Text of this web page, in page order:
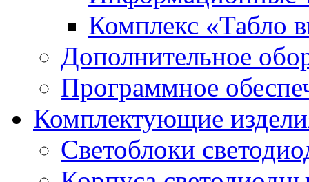
Комплекс «Табло
Дополнительное
Программное
Комплектующие
Светоблоки